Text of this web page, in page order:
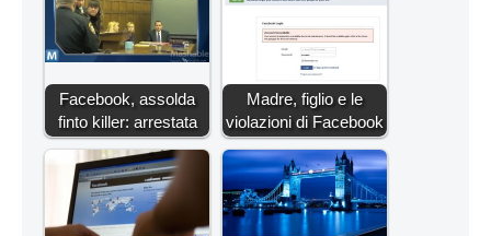
Facebook, assolda
finto killer: arrestata
Madre, figlio e le
violazioni di Facebook